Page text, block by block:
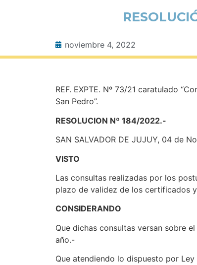
noviembre 4, 2022
REF. EXPTE. Nº 73/21 caratulado
San Pedro”.
RESOLUCION Nº 184/2022.-
SAN SALVADOR DE JUJUY, 04 de
VISTO
Las consultas realizadas por los
plazo de validez de los certificados
CONSIDERANDO
Que dichas consultas versan sobre
año.-
Que atendiendo lo dispuesto por